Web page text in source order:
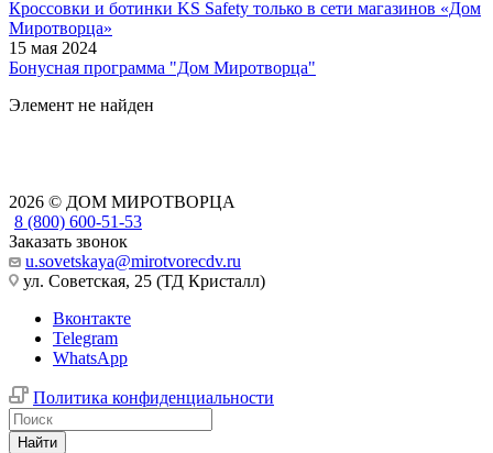
Кроссовки и ботинки KS Safety только в сети магазинов «Дом
Миротворца»
15 мая 2024
Бонусная программа "Дом Миротворца"
Элемент не найден
2026 © ДОМ МИРОТВОРЦА
8 (800) 600-51-53
Заказать звонок
u.sovetskaya@mirotvorecdv.ru
ул. Советская, 25 (ТД Кристалл)
Вконтакте
Telegram
WhatsApp
Политика конфиденциальности
Найти